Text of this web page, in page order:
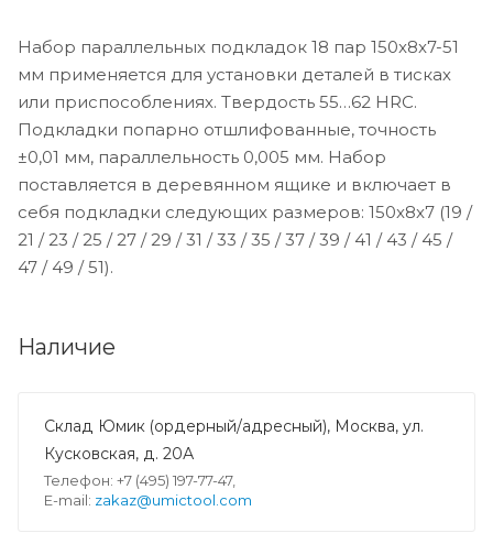
Набор параллельных подкладок 18 пар 150x8x7-51
мм применяется для установки деталей в тисках
или приспособлениях. Твердость 55…62 HRC.
Подкладки попарно отшлифованные, точность
±0,01 мм, параллельность 0,005 мм. Набор
поставляется в деревянном ящике и включает в
себя подкладки следующих размеров: 150x8x7 (19 /
21 / 23 / 25 / 27 / 29 / 31 / 33 / 35 / 37 / 39 / 41 / 43 / 45 /
47 / 49 / 51).
Наличие
Склад Юмик (ордерный/адресный), Москва, ул.
Кусковская, д. 20А
Телефон: +7 (495) 197-77-47,
E-mail: zakaz@umictool.com